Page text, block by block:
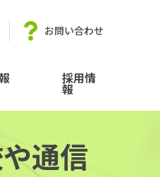
お問い合わせ
採用情
報
通信